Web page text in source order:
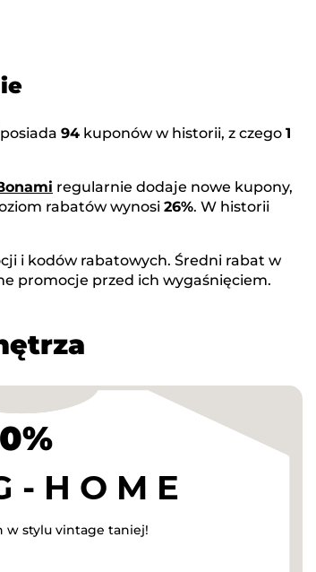
posiada 94 kuponów w historii, z czego 1
regularnie dodaje nowe kupony,
rabatów wynosi 26%. W historii
i kodów rabatowych. Średni rabat w
promocje przed ich wygaśnięciem.
w stylu vintage taniej!